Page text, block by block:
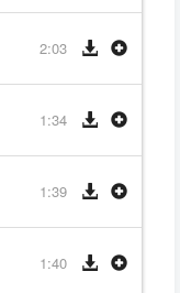
2:03
1:34
1:39
1:40